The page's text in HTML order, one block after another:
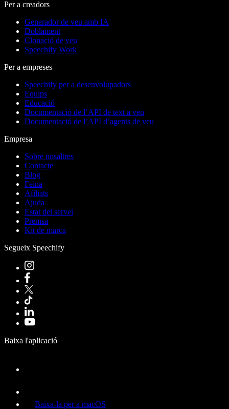
Per a creadors
Generador de veu amb IA
Doblament
Clonació de veu
Speechify Work
Per a empreses
Speechify per a desenvolupadors
Equips
Educació
Documentació de l’API de text a veu
Documentació de l’API d’agents de veu
Empresa
Sobre nosaltres
Contacte
Blog
Feina
Afiliats
Ajuda
Estat del servei
Premsa
Kit de marca
Segueix Speechify
Baixa l'aplicació
Baixa-la per a macOS